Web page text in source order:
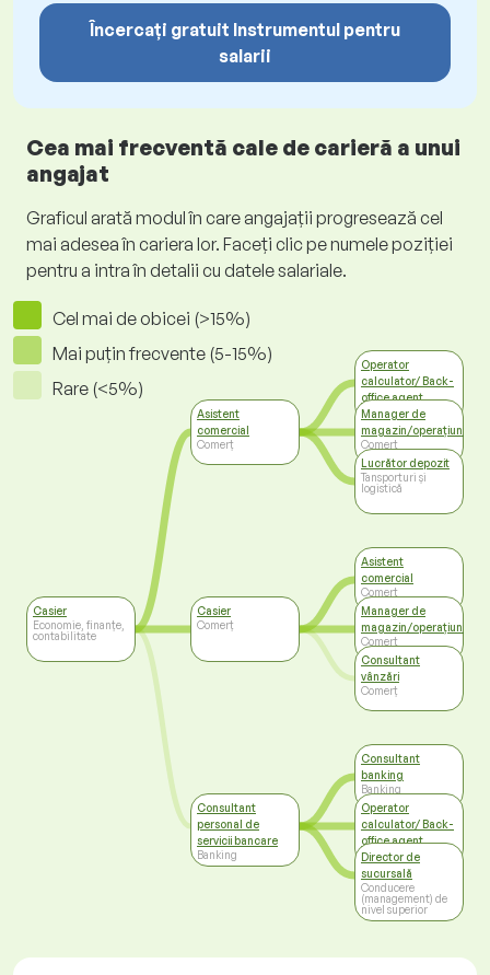
Încercați gratuit Instrumentul pentru
salarii
Cea mai frecventă cale de carieră a unui
angajat
Graficul arată modul în care angajații progresează cel
mai adesea în cariera lor. Faceți clic pe numele poziției
pentru a intra în detalii cu datele salariale.
Cel mai de obicei (>15%)
Mai puțin frecvente (5-15%)
Rare (<5%)
Casier
Economie, finanțe,
contabilitate
Asistent
comercial
Comerț
Casier
Comerț
Consultant
personal de
servicii bancare
Banking
Operator
calculator/ Back-
office agent
Administrație
Manager de
magazin/operațiuni
Comerț
Lucrător depozit
Tansporturi și
logistică
Asistent
comercial
Comerț
Manager de
magazin/operațiuni
Comerț
Consultant
vânzări
Comerț
Consultant
banking
Banking
Operator
calculator/ Back-
office agent
Administrație
Director de
sucursală
Conducere
(management) de
nivel superior